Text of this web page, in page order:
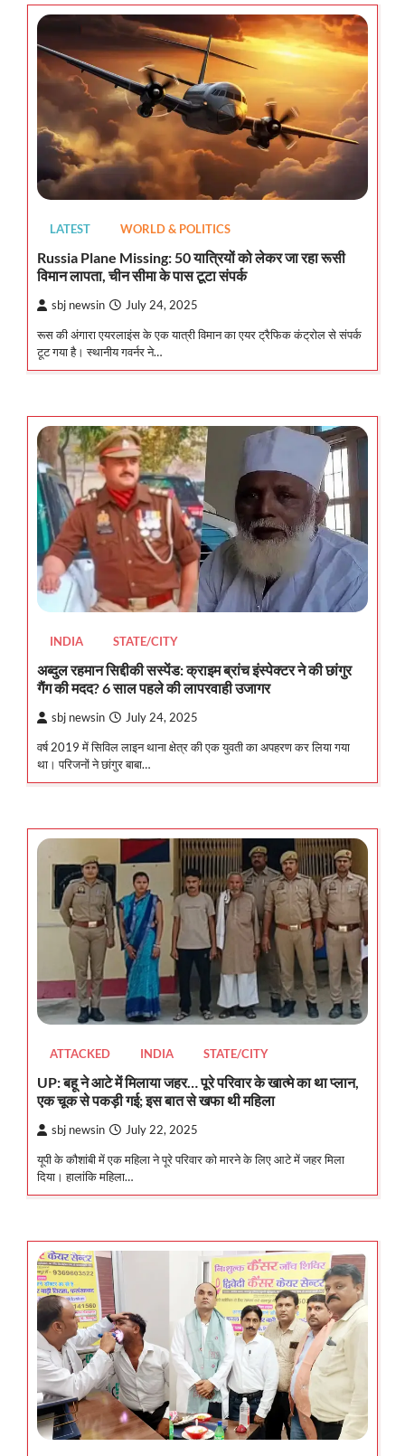
LATEST WORLD & POLITICS
Russia Plane Missing: 50 यात्रियों को लेकर जा रहा रूसी
विमान लापता, चीन सीमा के पास टूटा संपर्क
sbj newsin July 24, 2025
रूस की अंगारा एयरलाइंस के एक यात्री विमान का एयर ट्रैफिक कंट्रोल से संपर्क
टूट गया है। स्थानीय गवर्नर ने…
INDIA STATE/CITY
अब्दुल रहमान सिद्दीकी सस्पेंड: क्राइम ब्रांच इंस्पेक्टर ने की छांगुर
गैंग की मदद? 6 साल पहले की लापरवाही उजागर
sbj newsin July 24, 2025
वर्ष 2019 में सिविल लाइन थाना क्षेत्र की एक युवती का अपहरण कर लिया गया
था। परिजनों ने छांगुर बाबा…
ATTACKED INDIA STATE/CITY
UP: बहू ने आटे में मिलाया जहर… पूरे परिवार के खात्मे का था प्लान,
एक चूक से पकड़ी गई; इस बात से खफा थी महिला
sbj newsin July 22, 2025
यूपी के कौशांबी में एक महिला ने पूरे परिवार को मारने के लिए आटे में जहर मिला
दिया। हालांकि महिला…